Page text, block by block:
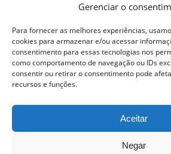
Gerenciar o
Para fornecer as melhores experiências,
cookies para armazenar e/ou acessar
consentimento para essas tecnologias nos
como comportamento de navegação ou IDs
consentir ou retirar o consentimento pode
recursos e funções.
Aceitar
Negar
CONECTE-SE
Copyright © 2009 - 2023 Somente